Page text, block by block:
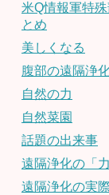
米Q情報軍特
とめ
美しくなる
腹部の遠隔浄
自然の力
自然菜園
話題の出来事
遠隔浄化の「
遠隔浄化の実